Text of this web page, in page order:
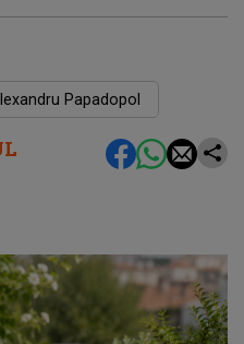
Papadopol